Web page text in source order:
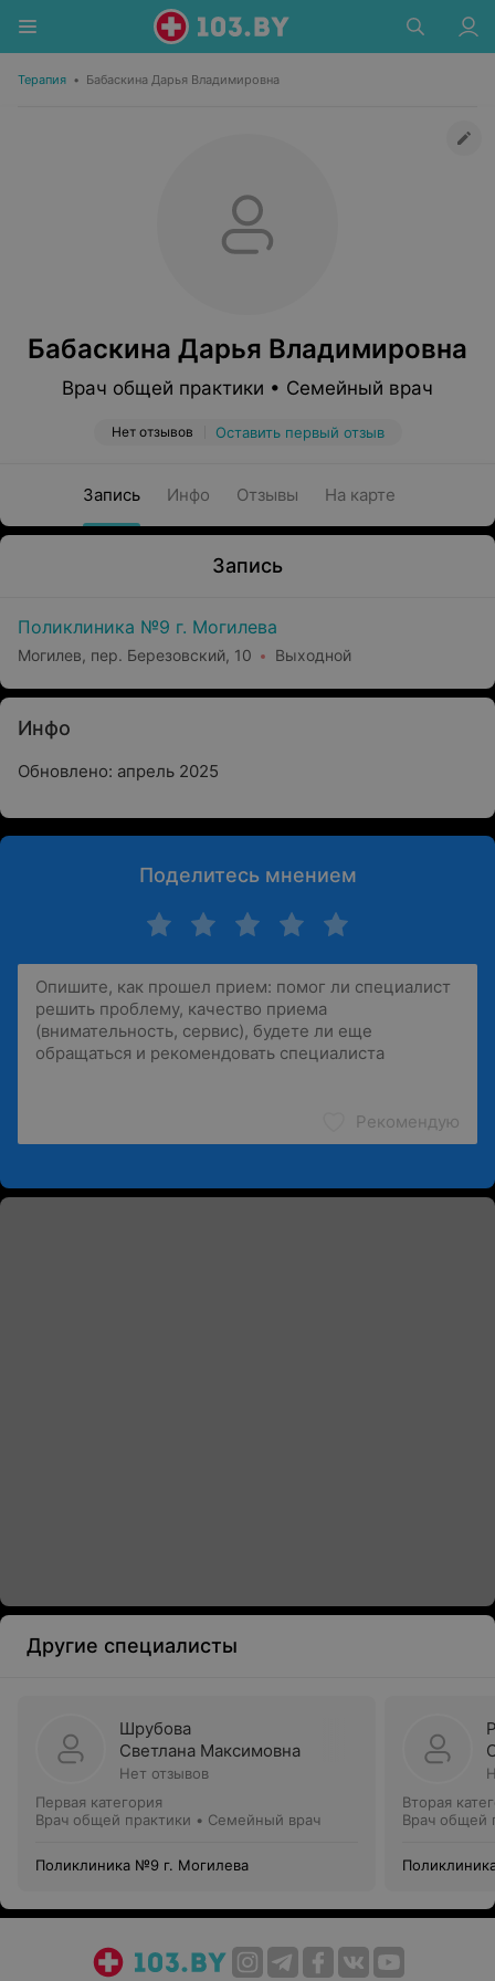
Терапия • Бабаскина Дарья Владимировна
Бабаскина Дарья Владимировна
Врач общей практики • Семейный врач
Нет отзывов Оставить первый отзыв
Запись Инфо Отзывы На карте
Запись
Поликлиника №9 г. Могилева
Могилев, пер. Березовский, 10 Выходной
Инфо
Обновлено: апрель 2025
Поделитесь мнением
Рекомендую
Другие специалисты
Шрубова
Светлана Максимовна
Нет отзывов
Первая категория
Врач общей практики • Семейный врач
Поликлиника №9 г. Могилева
Вторая
Врач общей